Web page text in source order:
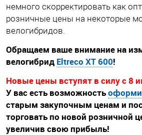
немного скорректировать как
розничные цены на некоторые
велогибридов.
Обращаем ваше внимание на
велогибрид Eltreco XT 600!
Новые цены вступят в силу с 8
У вас есть возможность
старым закупочным ценам и
торговать по новой розничной
увеличив свою прибыль!